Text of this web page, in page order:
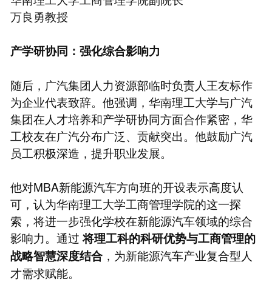
万良勇教授
产学研协同：强化综合影响力
随后，广汽集团人力资源部临时负责人王友标作
为企业代表致辞。他强调，华南理工大学与广汽
集团在人才培养和产学研协同方面合作紧密，华
工校友在广汽分布广泛、贡献突出。他鼓励广汽
员工积极深造，提升职业发展。
他对MBA新能源汽车方向班的开设表示高度认
可，认为华南理工大学工商管理学院的这一探
索，将进一步强化学校在新能源汽车领域的综合
影响力。通过将理工科的科研优势与工商管理的
战略智慧深度结合，为新能源汽车产业复合型人
才需求赋能。